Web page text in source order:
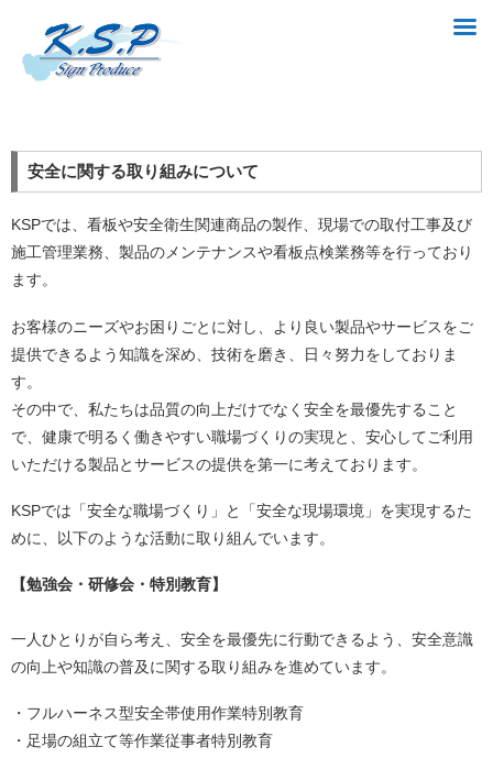
安全に関する取り組みについて
KSPでは、看板や安全衛生関連商品の製作、現場での取付工事及び
施工管理業務、製品のメンテナンスや看板点検業務等を行っており
ます。
お客様のニーズやお困りごとに対し、より良い製品やサービスをご
提供できるよう知識を深め、技術を磨き、日々努力をしておりま
す。
その中で、私たちは品質の向上だけでなく安全を最優先すること
で、健康で明るく働きやすい職場づくりの実現と、安心してご利用
いただける製品とサービスの提供を第一に考えております。
KSPでは「安全な職場づくり」と「安全な現場環境」を実現するた
めに、以下のような活動に取り組んでいます。
【勉強会・研修会・特別教育】
一人ひとりが自ら考え、安全を最優先に行動できるよう、安全意識
の向上や知識の普及に関する取り組みを進めています。
・フルハーネス型安全帯使用作業特別教育
・足場の組立て等作業従事者特別教育